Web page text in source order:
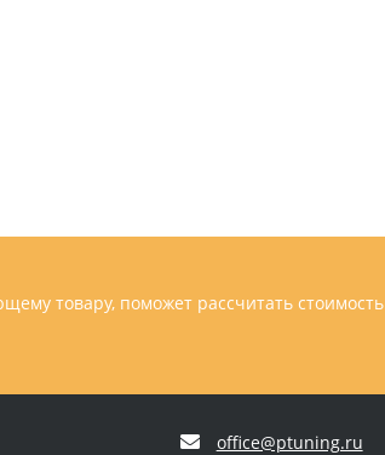
товару, поможет рассчитать стоимость
office@ptuning.ru